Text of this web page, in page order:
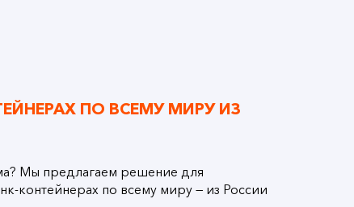
ПО ВСЕМУ МИРУ ИЗ
Мы предлагаем решение для
контейнерах по всему миру — из России